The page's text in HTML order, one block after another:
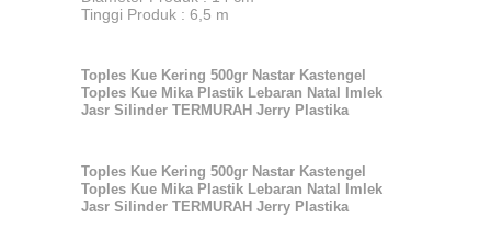
Tinggi Produk : 6,5 m
Toples Kue Kering 500gr Nastar Kastengel
Toples Kue Mika Plastik Lebaran Natal Imlek
Jasr Silinder TERMURAH Jerry Plastika
Toples Kue Kering 500gr Nastar Kastengel
Toples Kue Mika Plastik Lebaran Natal Imlek
Jasr Silinder TERMURAH Jerry Plastika